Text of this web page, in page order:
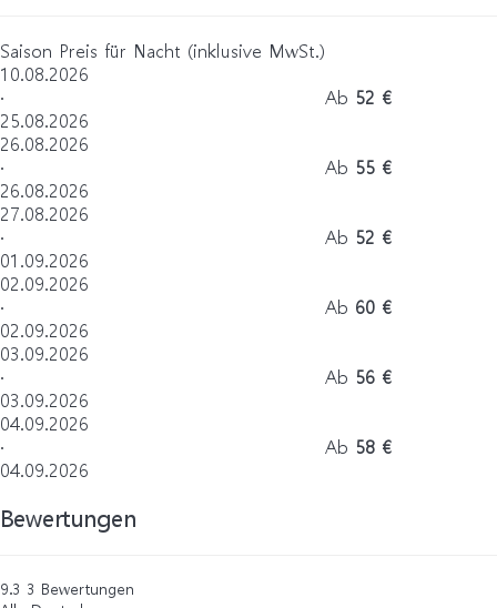
Saison Preis für Nacht (inklusive MwSt.)
10.08.2026
·
25.08.2026
Ab 52 €
26.08.2026
·
26.08.2026
Ab 55 €
27.08.2026
·
01.09.2026
Ab 52 €
02.09.2026
·
02.09.2026
Ab 60 €
03.09.2026
·
03.09.2026
Ab 56 €
04.09.2026
·
04.09.2026
Ab 58 €
Bewertungen
9.3 3 Bewertungen